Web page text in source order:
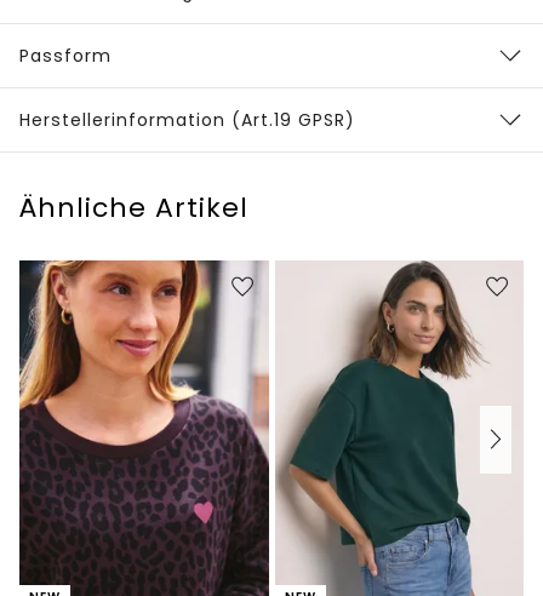
Passform
Herstellerinformation (Art.19 GPSR)
Ähnliche Artikel